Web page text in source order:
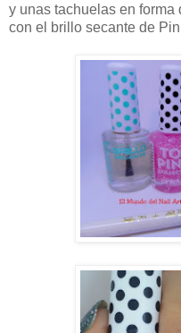
y unas tachuelas en
con el brillo secante de